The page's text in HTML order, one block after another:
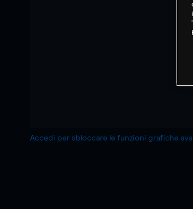
Accedi per sbloccare le funzioni grafiche